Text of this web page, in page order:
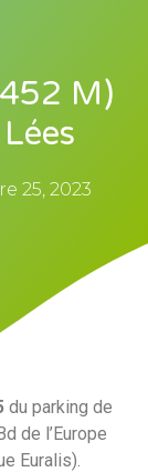
M)
25, 2023
du parking de
de l’Europe
Euralis).